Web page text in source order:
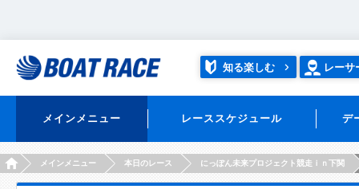
知る楽しむ レーサ
メインメニュー レーススケジュール デ
HOMEメインメニュー 本日のレース にっぽん未来プロジェクト競走ｉｎ下関